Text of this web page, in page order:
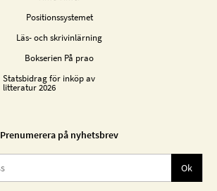
Positionssystemet
Läs- och skrivinlärning
Bokserien På prao
Statsbidrag för inköp av
litteratur 2026
Prenumerera på nyhetsbrev
Ok